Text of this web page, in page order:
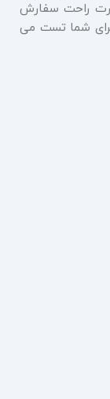
راحت سفارش
شما تست می